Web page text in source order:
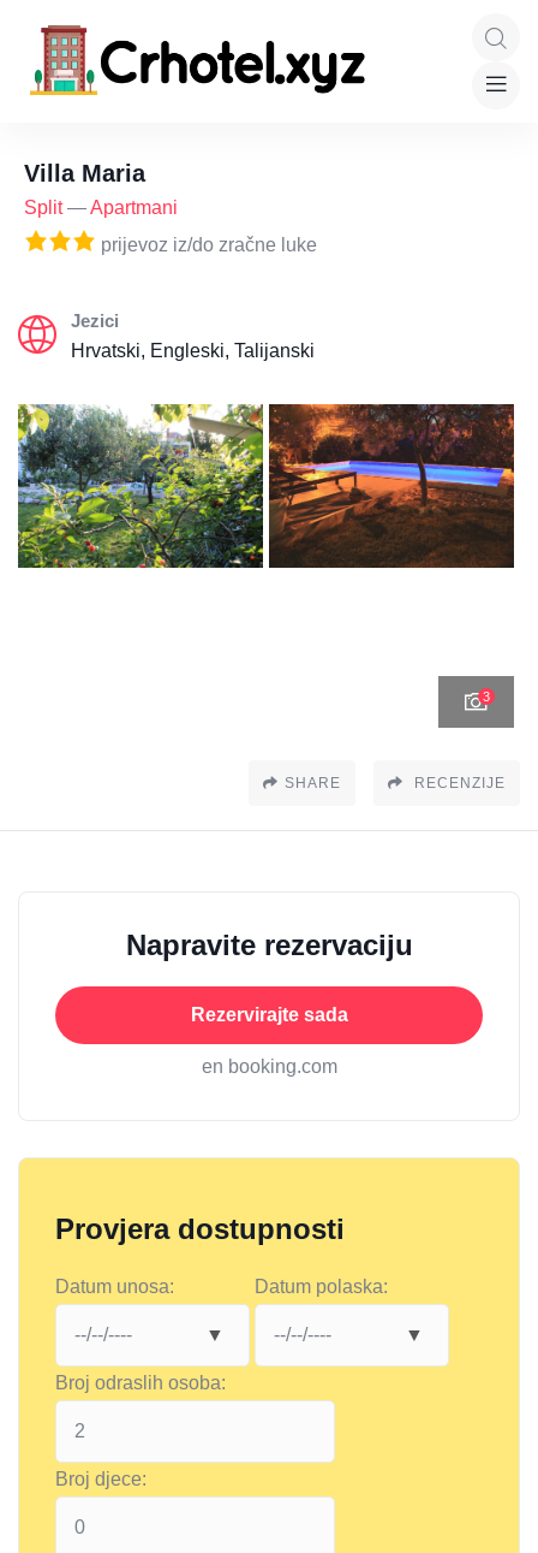
Villa Maria
Split—Apartmani
prijevoz iz/do zračne luke
Jezici
Hrvatski, Engleski, Talijanski
3
SHARE RECENZIJE
Napravite rezervaciju
Rezervirajte sada
en booking.com
Provjera dostupnosti
Datum unosa: Datum polaska:
Broj odraslih osoba:
Broj djece: